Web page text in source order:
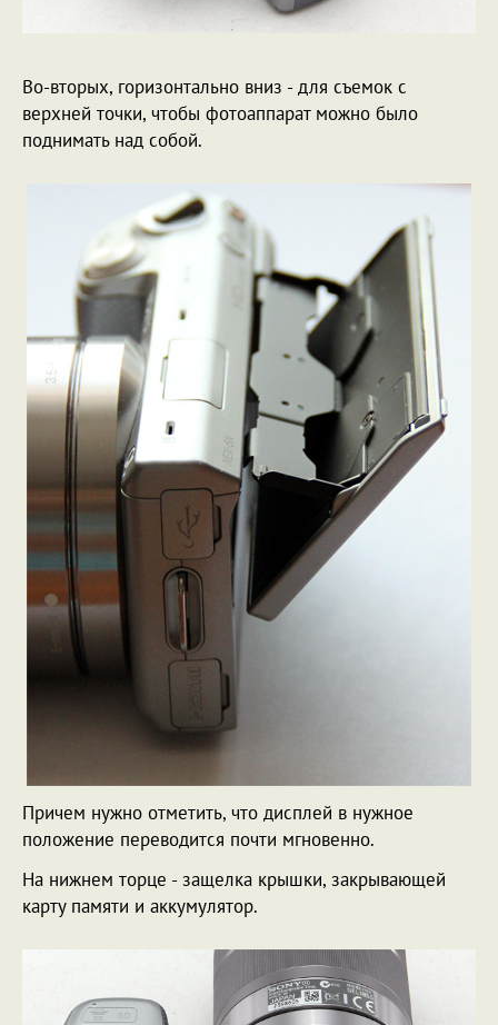
Во-вторых, горизонтально вниз - для съемок с
верхней точки, чтобы фотоаппарат можно было
поднимать над собой.
Причем нужно отметить, что дисплей в нужное
положение переводится почти мгновенно.
На нижнем торце - защелка крышки, закрывающей
карту памяти и аккумулятор.